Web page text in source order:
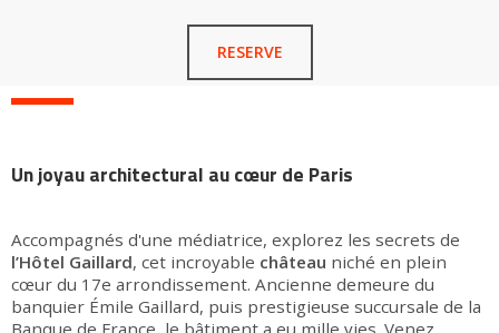
RESERVE
Un joyau architectural au cœur de Paris
Accompagnés d'une médiatrice, explorez les secrets de
l’Hôtel Gaillard, cet incroyable château niché en plein
cœur du 17e arrondissement. Ancienne demeure du
banquier Émile Gaillard, puis prestigieuse succursale de la